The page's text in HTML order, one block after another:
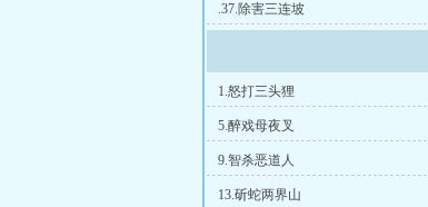
.37.除害三连坡
1.怒打三头狸
5.醉戏母夜叉
9.智杀恶道人
13.斫蛇两界山